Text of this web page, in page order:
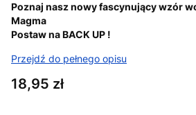
Poznaj nasz nowy fascynujący wzór
Magma
Postaw na BACK UP !
Przejdź do pełnego opisu
Cena
18,95 zł